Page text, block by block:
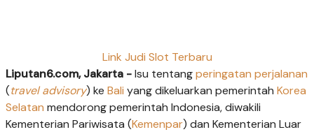
Link Judi Slot Terbaru
Liputan6.com, Jakarta -Isu tentangperingatan perjalanan
(travel advisory) ke Bali yang dikeluarkan pemerintah Korea
Selatan mendorong pemerintah Indonesia, diwakili
Kementerian Pariwisata (Kemenpar) dan Kementerian Luar